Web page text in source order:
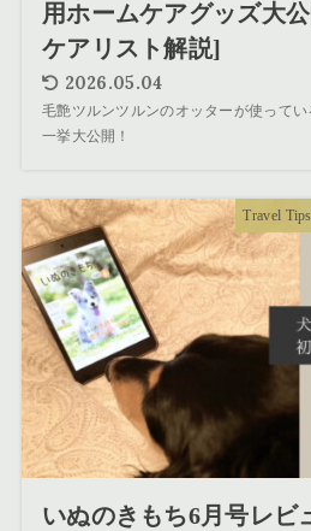
用ホームケアグッズ大
ケアリスト解説]
2026.05.04
毛艶ツルンツルンのオッターが使って
一挙大公開！
Travel
いぬのきもち6月号レビ